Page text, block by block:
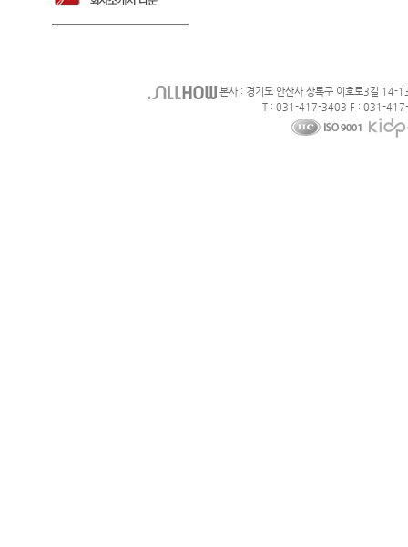
본사 : 경기도 안산사 상록구 이호로3길 14-
T : 031-417-3403 F : 031-